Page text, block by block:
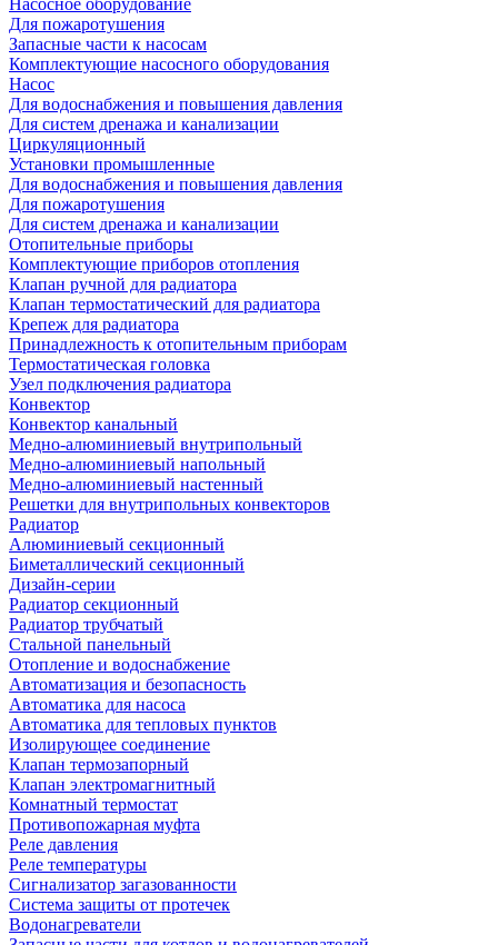
Насосное оборудование
Для пожаротушения
Запасные части к насосам
Комплектующие насосного оборудования
Насос
Для водоснабжения и повышения давления
Для систем дренажа и канализации
Циркуляционный
Установки промышленные
Для водоснабжения и повышения давления
Для пожаротушения
Для систем дренажа и канализации
Отопительные приборы
Комплектующие приборов отопления
Клапан ручной для радиатора
Клапан термостатический для радиатора
Крепеж для радиатора
Принадлежность к отопительным приборам
Термостатическая головка
Узел подключения радиатора
Конвектор
Конвектор канальный
Медно-алюминиевый внутрипольный
Медно-алюминиевый напольный
Медно-алюминиевый настенный
Решетки для внутрипольных конвекторов
Радиатор
Алюминиевый секционный
Биметаллический секционный
Дизайн-серии
Радиатор секционный
Радиатор трубчатый
Стальной панельный
Отопление и водоснабжение
Автоматизация и безопасность
Автоматика для насоса
Автоматика для тепловых пунктов
Изолирующее соединение
Клапан термозапорный
Клапан электромагнитный
Комнатный термостат
Противопожарная муфта
Реле давления
Реле температуры
Сигнализатор загазованности
Система защиты от протечек
Водонагреватели